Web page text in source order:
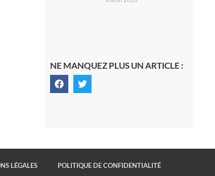
NE MANQUEZ PLUS UN ARTICLE :
LÉGALES POLITIQUE DE CONFIDENTIALITÉ